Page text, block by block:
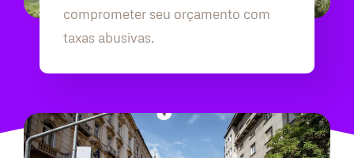
comprometer seu orçamento com
taxas abusivas.